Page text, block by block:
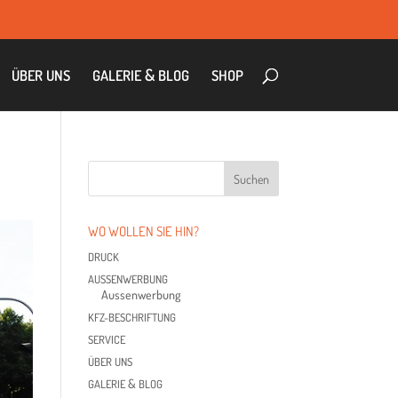
ÜBER UNS GALE­RIE& BLOG SHOP
WO WOL­LEN SIE HIN?
DRUCK
AUS­SEN­WER­BUNG
Aus­sen­wer­bung
KFZ-BESCHRIF­TUNG
SER­VICE
ÜBER UNS
GALE­RIE& BLOG